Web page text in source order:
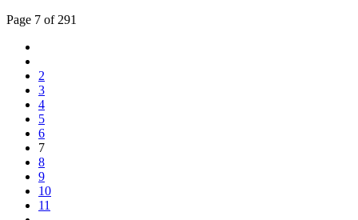
Page 7 of 291
2
3
4
5
6
7
8
9
10
11